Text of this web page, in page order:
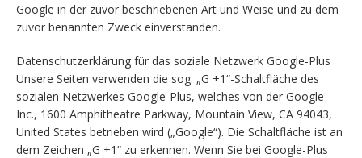
Google in der zuvor beschriebenen Art und Weise und zu dem
zuvor benannten Zweck einverstanden.
Datenschutzerklärung für das soziale Netzwerk Google-Plus
Unsere Seiten verwenden die sog. „G +1“-Schaltfläche des
sozialen Netzwerkes Google-Plus, welches von der Google
Inc., 1600 Amphitheatre Parkway, Mountain View, CA 94043,
United States betrieben wird („Google“). Die Schaltfläche ist an
dem Zeichen „G +1“ zu erkennen. Wenn Sie bei Google-Plus